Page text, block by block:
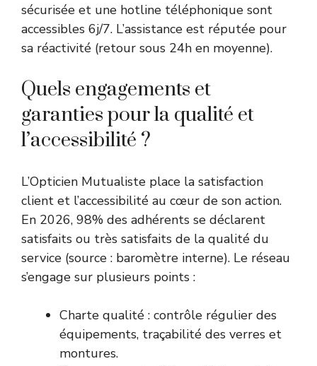
sécurisée et une hotline téléphonique sont
accessibles 6j/7. L’assistance est réputée pour
sa réactivité (retour sous 24h en moyenne).
Quels engagements et
garanties pour la qualité et
l’accessibilité ?
L’Opticien Mutualiste place la satisfaction
client et l’accessibilité au cœur de son action.
En 2026, 98% des adhérents se déclarent
satisfaits ou très satisfaits de la qualité du
service (source : baromètre interne). Le réseau
s’engage sur plusieurs points :
Charte qualité : contrôle régulier des
équipements, traçabilité des verres et
montures.